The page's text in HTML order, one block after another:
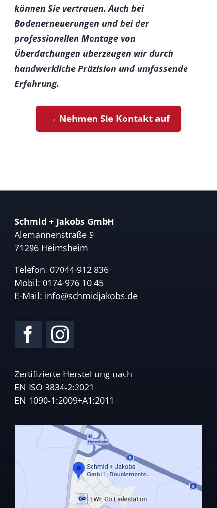
können Sie vertrauen. Auch bei
Bodenerneuerungen und bei der
professionellen Montage von
Überdachungen überzeugen wir durch
handwerkliche Präzision und umfassende
Erfahrung.
→ Nehmen Sie Kontakt auf
Schmid + Jakobs GmbH
Alemannenstraße 9
71296 Heimsheim
Telefon: 07044-912 836
Mobil: 0174-976 10 45
E-Mail: info@schmidjakobs.de
Zertifizierte Herstellung nach
EN ISO 3834-2:2021
EN 1090-1:2009+A1:2011